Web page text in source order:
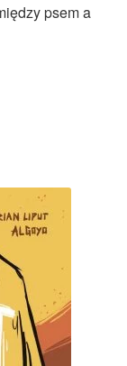
psem a